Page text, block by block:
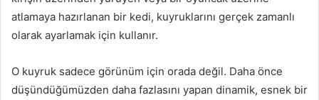
atlamaya hazırlanan bir kedi, kuyruklarını gerçek zamanlı
olarak ayarlamak için kullanır.
O kuyruk sadece görünüm için orada değil. Daha önce
düşündüğümüzden daha fazlasını yapan dinamik, esnek bir